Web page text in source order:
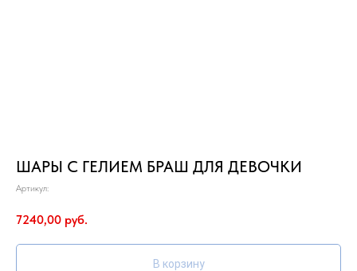
ШАРЫ С ГЕЛИЕМ БРАШ ДЛЯ ДЕВОЧКИ
Артикул:
7240,00 руб.
В корзину